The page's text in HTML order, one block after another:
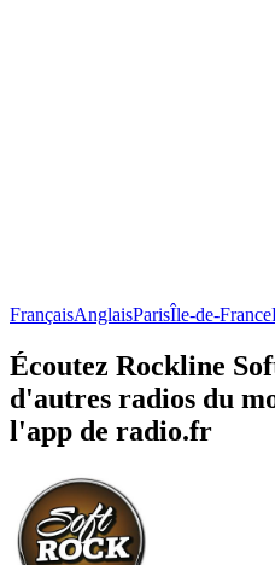
FrançaisAnglaisParisÎle-de-France
Écoutez Rockline
d'autres radios du
l'app de radio.fr